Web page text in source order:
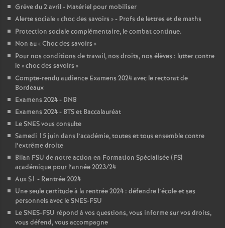
n
d
d
g
r
é
O
Grève du 2 avril - Matériel pour mobiliser
Alerte sociale «choc des savoirs » - Profs de lettres et de maths
Protection sociale complémentaire, le combat continue.
Non au «Choc des savoirs »
Pour nos conditions de travail, nos droits, nos élèves : lutter contre
le «choc des savoirs »
Compte-rendu audience Examens 2024 avec le rectorat de
Bordeaux
Examens 2024 - DNB
Examens 2024 - BTS et Baccalauréat
Le SNES vous consulte
Samedi 15 juin dans l’académie, toutes et tous ensemble contre
l’extrême droite
Bilan FSU de notre action en Formation Spécialisée (FS)
académique pour l’année 2023/24
Aux S1 - Rentrée 2024
Une seule certitude à la rentrée 2024 : défendre l’école et ses
personnels avec le SNES-FSU
Le SNES-FSU répond à vos questions, vous informe sur vos droits,
vous défend, vous accompagne